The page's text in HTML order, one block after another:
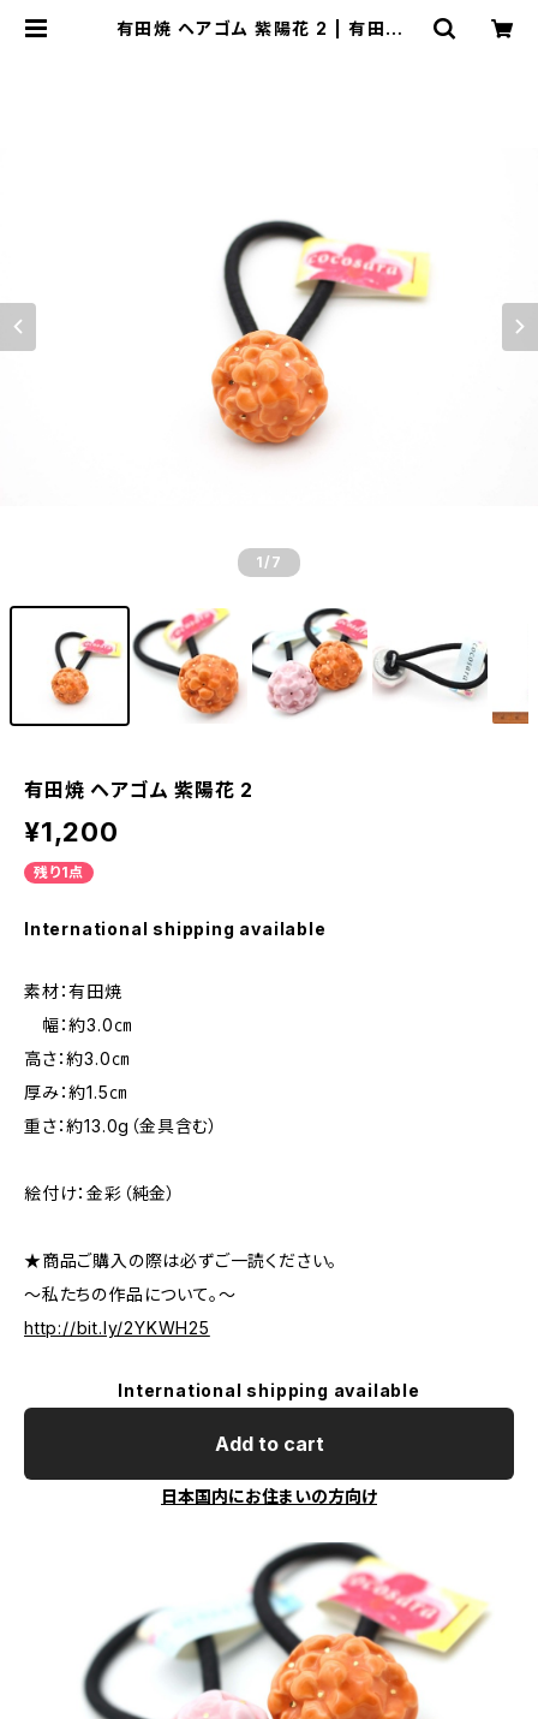
有田焼 ヘアゴム 紫陽花 2 | 有田焼ア
1 /7
有田焼 ヘアゴム 紫陽花 2
¥1,200
残り1点
International shipping available
素材：有田焼
幅：約3.0㎝
高さ：約3.0㎝
厚み：約1.5㎝
重さ：約13.0g（金具含む）
絵付け：金彩（純金）
★商品ご購入の際は必ずご一読ください。
～私たちの作品について。～
http://bit.ly/2YKWH25
International shipping available
Add to cart
日本国内にお住まいの方向け